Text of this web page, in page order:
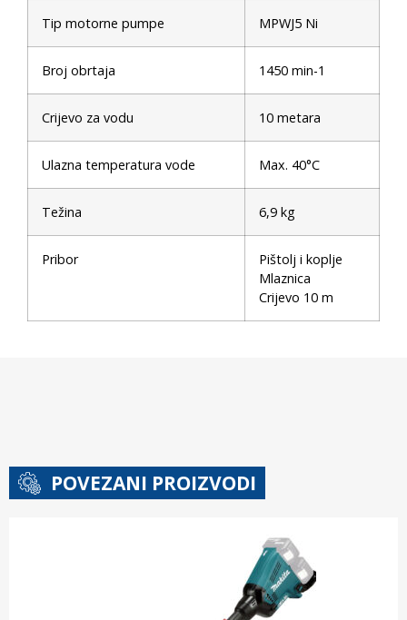
Tip motorne pumpe MPWJ5 Ni
Broj obrtaja 1450 min-1
Crijevo za vodu 10 metara
Ulazna temperatura vode Max. 40°C
Težina 6,9 kg
Pribor
Pištolj i koplje
Mlaznica
Crijevo 10 m
POVEZANI PROIZVODI